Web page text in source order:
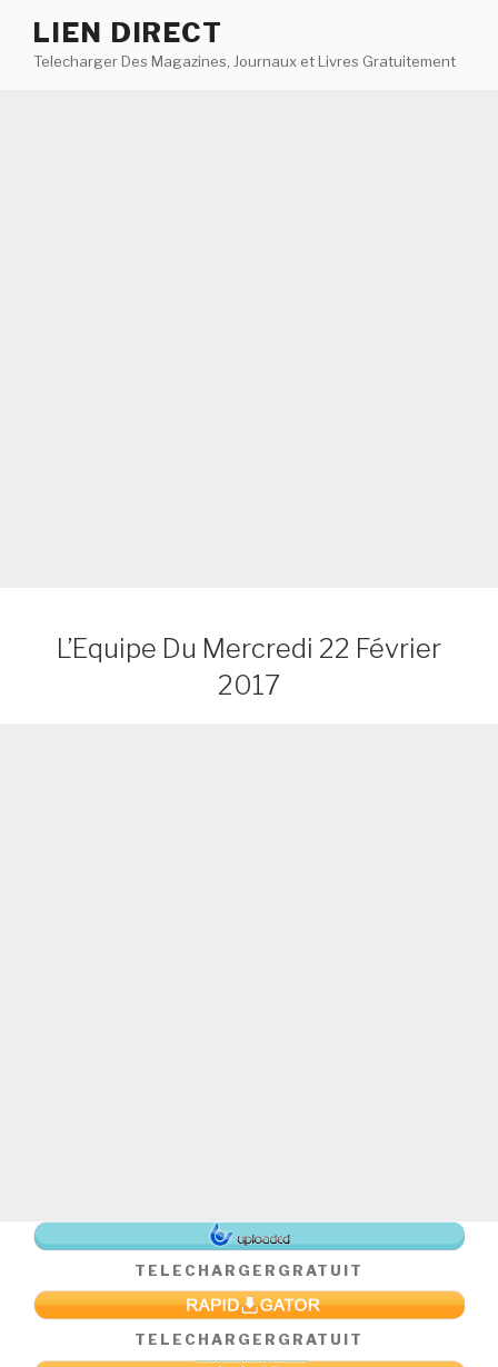
contenu
LIEN DIRECT
Telecharger Des Magazines, Journaux et Livres Gratuitement
L’Equipe Du Mercredi 22 Février
2017
TELECHARGER GRATUIT
TELECHARGER GRATUIT